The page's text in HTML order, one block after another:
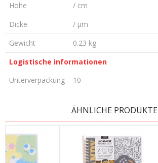
Höhe
/ cm
Dicke
/ µm
Gewicht
0.23 kg
Logistische informationen
Unterverpackung
10
Vorname/ Nick
ÄHNLICHE PRODUKTE